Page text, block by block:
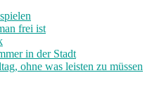
frei ist
in der Stadt
ohne was leisten zu müssen